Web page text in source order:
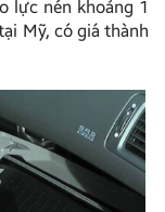
lực nén khoảng 1
Mỹ, có giá thành